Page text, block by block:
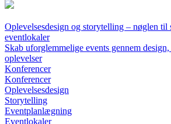
Oplevelsesdesign og storytelling – nøglen til
eventlokaler
Skab uforglemmelige events gennem
oplevelser
Konferencer
Konferencer
Oplevelsesdesign
Storytelling
Eventplanlægning
Eventlokaler